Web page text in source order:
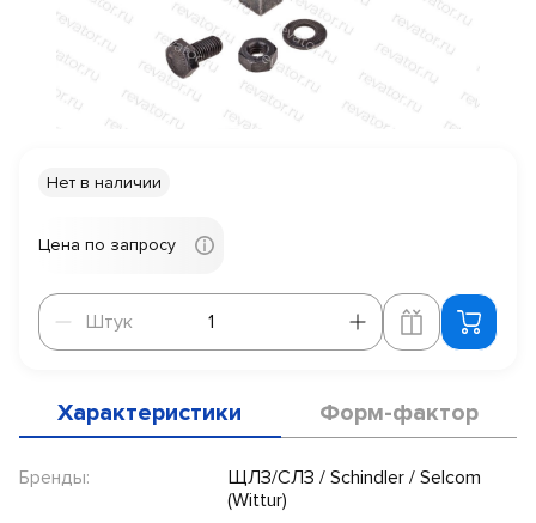
Нет в наличии
Цена по запросу
Штук
Штук
Характеристики Форм-фактор
Бренды:
ЩЛЗ/СЛЗ / Schindler / Selcom
(Wittur)